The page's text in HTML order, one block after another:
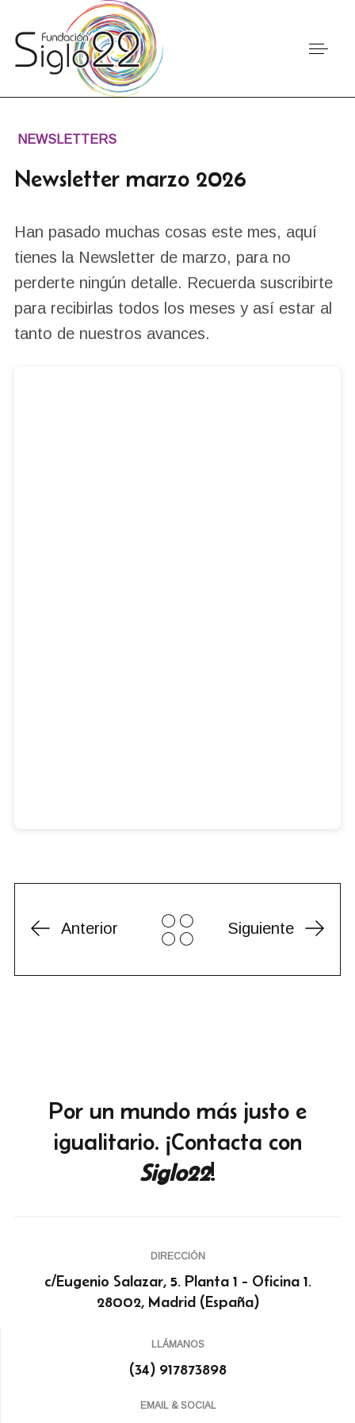
NEWSLETTERS
Newsletter marzo 2026
Han pasado muchas cosas este mes, aquí
tienes la Newsletter de marzo, para no
perderte ningún detalle. Recuerda suscribirte
para recibirlas todos los meses y así estar al
tanto de nuestros avances.
Anterior Siguiente
Por un mundo más justo e
igualitario. ¡Contacta con
Siglo22!
DIRECCIÓN
c/Eugenio Salazar, 5. Planta 1 - Oficina 1.
28002, Madrid (España)
LLÁMANOS
(34) 917873898
EMAIL & SOCIAL